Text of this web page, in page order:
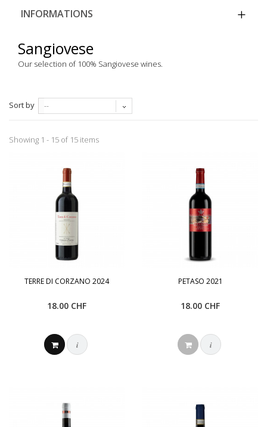
INFORMATIONS
Sangiovese
Our selection of 100% Sangiovese wines.
Sort by --
Showing 1 - 15 of 15 items
TERRE DI CORZANO 2024
18.00 CHF
i
PETASO 2021
18.00 CHF
i